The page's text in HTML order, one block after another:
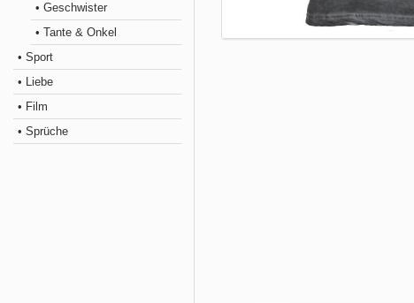
• Geschwister
• Tante & Onkel
• Sport
• Liebe
• Film
• Sprüche